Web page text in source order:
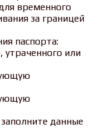
временного
за границей
паспорта:
утраченного или
данные